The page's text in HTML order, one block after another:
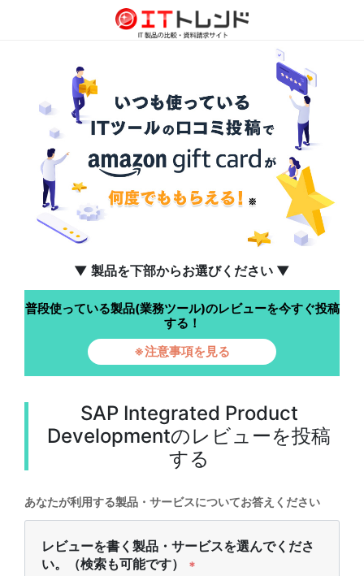
▼ 製品を下部からお選びください ▼
普段使っている製品(業務ツール)のレビューを今すぐ投稿
する！
※注意事項を見る
SAP Integrated Product
Developmentのレビューを投稿
する
あなたが利用する製品・サービスについてお答えください
レビューを書く製品・サービスを選んでくださ
い。（検索も可能です）
*